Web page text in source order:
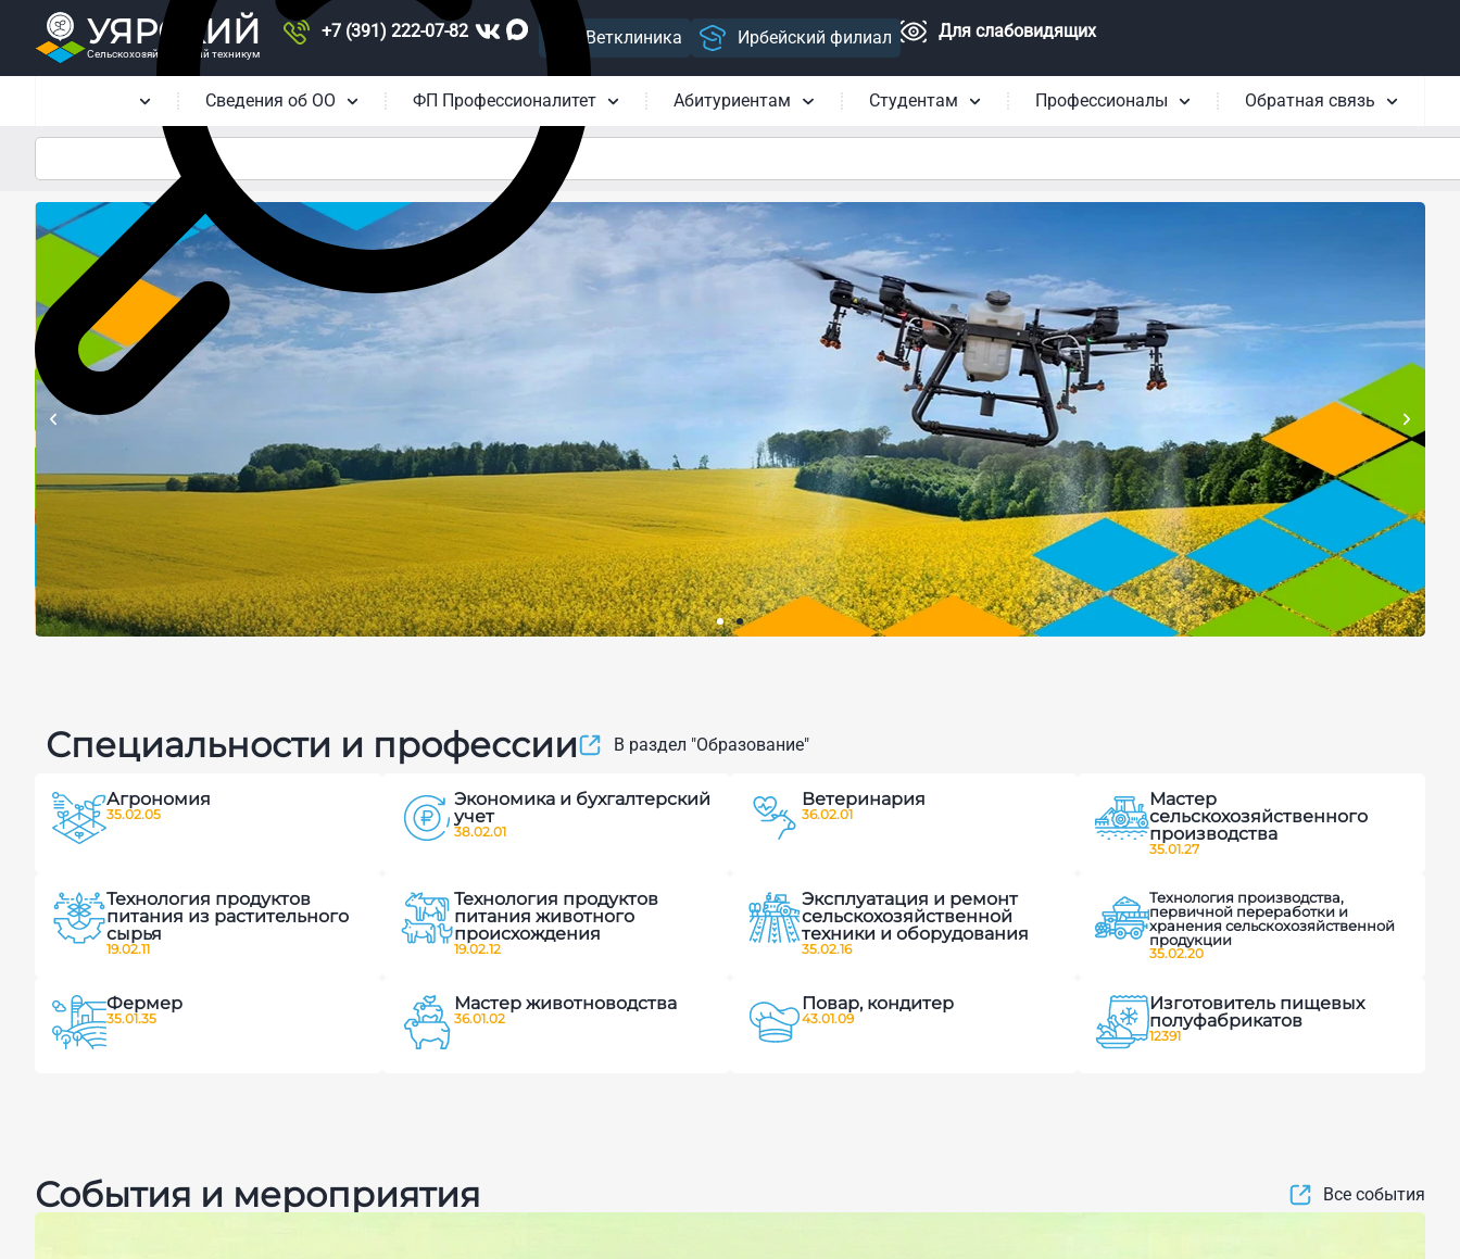
УЯРСКИЙ
Сельскохозяйственный техникум
+7 (391) 222-07-82 Ветклиника Ирбейский филиал Для слабовидящих
Сведения об ОО ФП Профессионалитет Абитуриентам Студентам Профессионалы Обратная связь
Центр цифрового
земледелия и современных
агропромышленных
технологий
Специальности и профессии В раздел "Образование"
Агрономия
35.02.05
Экономика и бухгалтерский
учет
38.02.01
Ветеринария
36.02.01
Мастер
сельскохозяйственного
производства
35.01.27
Технология продуктов
питания из растительного
сырья
19.02.11
Технология продуктов
питания животного
происхождения
19.02.12
Эксплуатация и ремонт
сельскохозяйственной
техники и оборудования
35.02.16
Технология производства,
первичной переработки и
хранения сельскохозяйственной
продукции
35.02.20
Фермер
35.01.35
Мастер животноводства
36.01.02
Повар, кондитер
43.01.09
Изготовитель пищевых
полуфабрикатов
12391
События и мероприятия Все события